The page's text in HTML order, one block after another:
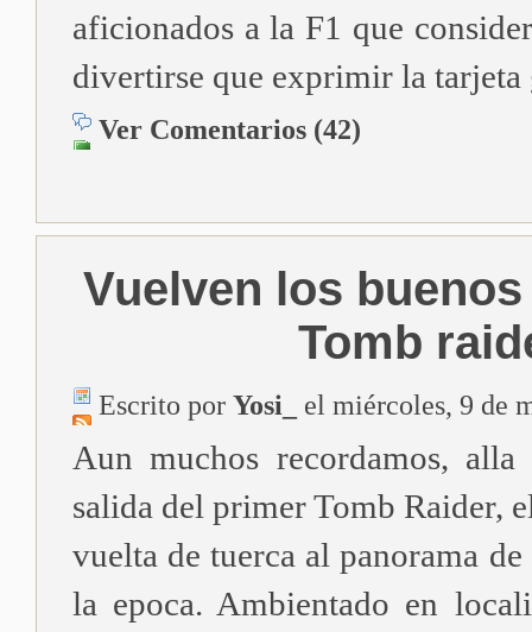
aficionados a la F1 que
divertirse que exprimir la tarjeta
Ver Comentarios (42)
Vuelven los
Tomb
Escrito por Yosi_ el miércoles, 9 de
Aun muchos recordamos,
salida del primer Tomb Raider,
vuelta de tuerca al panorama
la epoca. Ambientado en